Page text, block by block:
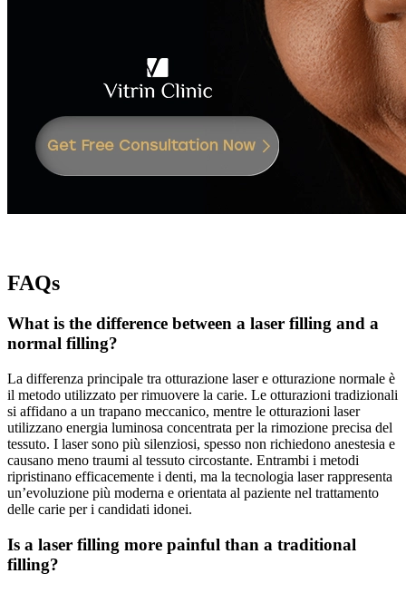
FAQs
What is the difference between a laser filling and a
normal filling?
La differenza principale tra otturazione laser e otturazione normale è
il metodo utilizzato per rimuovere la carie. Le otturazioni tradizionali
si affidano a un trapano meccanico, mentre le otturazioni laser
utilizzano energia luminosa concentrata per la rimozione precisa del
tessuto. I laser sono più silenziosi, spesso non richiedono anestesia e
causano meno traumi al tessuto circostante. Entrambi i metodi
ripristinano efficacemente i denti, ma la tecnologia laser rappresenta
un’evoluzione più moderna e orientata al paziente nel trattamento
delle carie per i candidati idonei.
Is a laser filling more painful than a traditional
filling?